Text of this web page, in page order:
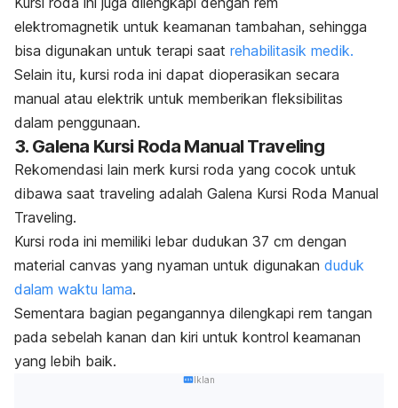
elektromagnetik untuk keamanan tambahan, sehingga
bisa digunakan untuk terapi saat rehabilitasik medik.
Selain itu, kursi roda ini dapat dioperasikan secara
manual atau elektrik untuk memberikan fleksibilitas
dalam penggunaan.
3. Galena Kursi Roda Manual Traveling
Rekomendasi lain merk kursi roda yang cocok untuk
dibawa saat traveling adalah Galena Kursi Roda Manual
Traveling.
Kursi roda ini memiliki lebar dudukan 37 cm dengan
material canvas yang nyaman untuk digunakan duduk
dalam waktu lama.
Sementara bagian pegangannya dilengkapi rem tangan
pada sebelah kanan dan kiri untuk kontrol keamanan
yang lebih baik.
Iklan